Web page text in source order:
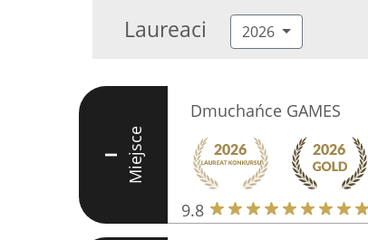
Laureaci 2026
I Miejsce
Dmuchańce GAMES
9.8